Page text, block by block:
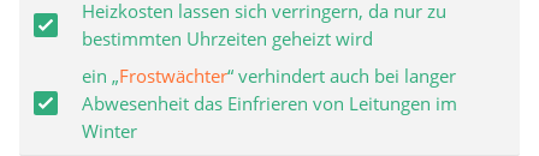
Heizkosten lassen sich verringern, da nur zu
bestimmten Uhrzeiten geheizt wird
ein „Frostwächter“ verhindert auch bei langer
Abwesenheit das Einfrieren von Leitungen im
Winter